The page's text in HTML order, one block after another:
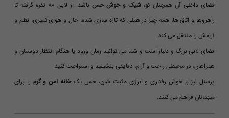
فضای داخلی آن همچنان نو، شیک و خوش حس
باشد. از لابی ۸۰ نفره گرفته تا
راهروها و اتاق ها، همه چیز در هتلی که تازه سازی شده، حال و هوای تمیزی، نظم و
آرامش را منتقل می کند.
فضای لابی بزرگ و دلباز است و شما می توانید زمان ورود یا هنگام انتظار دوستان و
همراهان، در محیطی راحت و آرام، دقایقی بنشینید و استراحت کنید.
پرسنل نیز با خوش رفتاری و انرژی مثبت شان، حس یکخانه امن و گرم را برای
میهمانان فراهم می کنند.